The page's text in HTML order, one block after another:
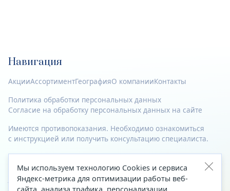
Навигация
АкцииАссортиментГеографияО компанииКонтакты
Политика обработки персональных данных
Согласие на обработку персональных данных на сайте
Имеются противопоказания. Необходимо ознакомиться
с инструкцией или получить консультацию специалиста.
© 2023—2026 Все права защищены.
Адрес
Мы используем технологию Cookies и сервиса
Яндекс-метрика для оптимизации работы веб-